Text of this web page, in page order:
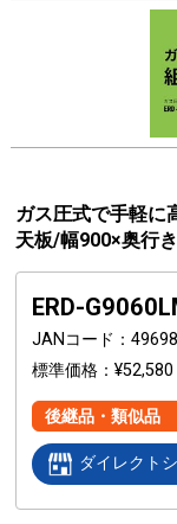
ガス圧式で手軽に
天板/幅900×奥行
ERD-
JANコード
標準価格
¥52,580
後継品・類似品
ダイレクト